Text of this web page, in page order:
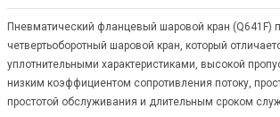
Пневматический фланцевый шаровой кран (Q641F)
четвертьоборотный шаровой кран, который
уплотнительными характеристиками, высокой
низким коэффициентом сопротивления потоку,
простотой обслуживания и длительным сроком